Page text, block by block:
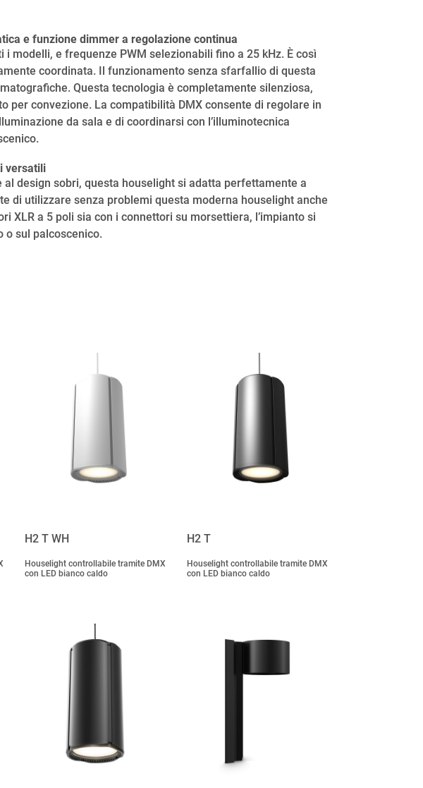
e funzione dimmer a regolazione continua
modelli, e frequenze PWM selezionabili fino a 25 kHz. È così
coordinata. Il funzionamento senza sfarfallio di questa
Questa tecnologia è completamente silenziosa,
per convezione. La compatibilità DMX consente di regolare in
da sala e di coordinarsi con l’illuminotecnica
versatili
design sobri, questa houselight si adatta perfettamente a
di utilizzare senza problemi questa moderna houselight anche
a 5 poli sia con i connettori su morsettiera, l’impianto si
o sul palcoscenico.
H2 T WH
Houselight controllabile tramite DMX
con LED bianco caldo
H2 T
Houselight controllabile tramite DMX
con LED bianco caldo